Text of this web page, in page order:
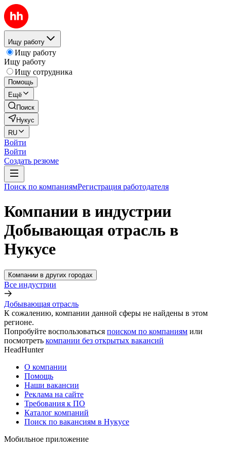
Ищу работу
Ищу работу
Ищу работу
Ищу сотрудника
Помощь
Ещё
Поиск
Нукус
RU
Войти
Войти
Создать резюме
Поиск по компаниямРегистрация работодателя
Компании в индустрии
Добывающая отрасль в
Нукусе
Компании в других городах
Все индустрии
Добывающая отрасль
К сожалению, компании данной сферы не найдены в этом
регионе.
Попробуйте воспользоваться поиском по компаниям или
посмотреть компании без открытых вакансий
HeadHunter
О компании
Помощь
Наши вакансии
Реклама на сайте
Требования к ПО
Каталог компаний
Поиск по вакансиям в Нукусе
Мобильное приложение